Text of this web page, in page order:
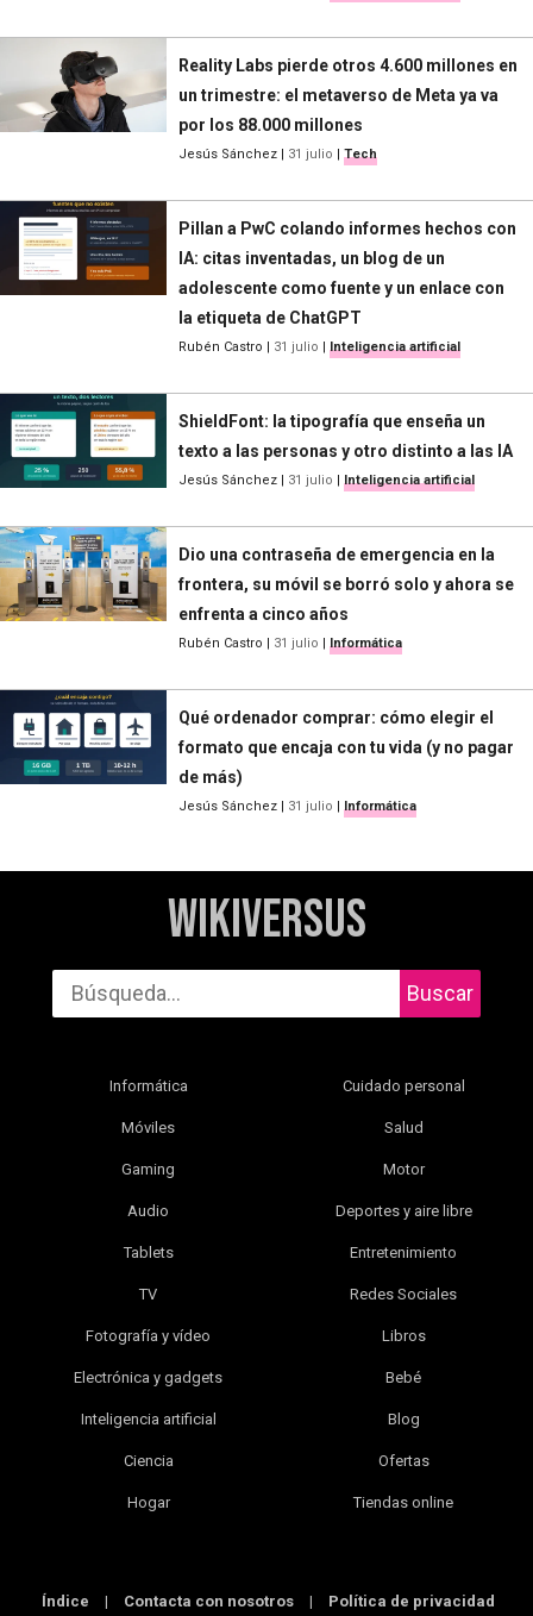
Reality Labs pierde otros 4.600 millones en
un trimestre: el metaverso de Meta ya va
por los 88.000 millones
Jesús Sánchez | 31 julio | Tech
Pillan a PwC colando informes hechos con
IA: citas inventadas, un blog de un
adolescente como fuente y un enlace con
la etiqueta de ChatGPT
Rubén Castro | 31 julio | Inteligencia artificial
ShieldFont: la tipografía que enseña un
texto a las personas y otro distinto a las IA
Jesús Sánchez | 31 julio | Inteligencia artificial
Dio una contraseña de emergencia en la
frontera, su móvil se borró solo y ahora se
enfrenta a cinco años
Rubén Castro | 31 julio | Informática
Qué ordenador comprar: cómo elegir el
formato que encaja con tu vida (y no pagar
de más)
Jesús Sánchez | 31 julio | Informática
WikiVersus
Buscar
Informática
Móviles
Gaming
Audio
Tablets
TV
Fotografía y vídeo
Electrónica y gadgets
Inteligencia artificial
Ciencia
Hogar
Cuidado personal
Salud
Motor
Deportes y aire libre
Entretenimiento
Redes Sociales
Libros
Bebé
Blog
Ofertas
Tiendas online
Índice | Contacta con nosotros | Política de privacidad